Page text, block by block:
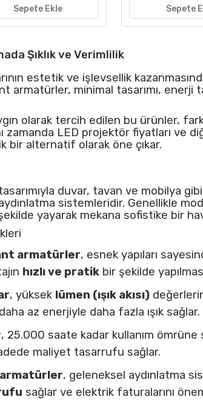
Sepete Ekle Sepete
Şıklık ve Verimlilik
estetik ve işlevsellik
armatürler, minimal tasarımı,
olarak tercih edilen bu ürünler,
LED projektör fiyatları ve
bir alternatif olarak öne çıkar.
duvar, tavan ve mobilya
sistemleridir. Genellikle
yayarak mekana sofistike bir
armatürler, esnek yapıları
hızlı ve pratik bir şekilde
, yüksek lümen (ışık akısı)
az enerjiyle daha fazla ışık sağlar.
, 25.000 saate kadar kullanım ömrüne
maliyet tasarrufu sağlar.
armatürler, geleneksel aydınlatma
sağlar ve elektrik faturalarını